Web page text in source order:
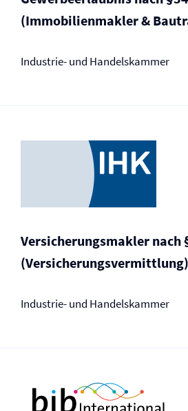
(Immobilienmakler &
Industrie- und Handelskammer
Versicherungs­makler nach
(Versicherungsvermittlung)
Industrie- und Handelskammer